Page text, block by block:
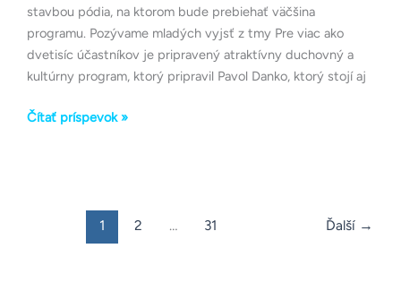
stavbou pódia, na ktorom bude prebiehať väčšina
programu. Pozývame mladých vyjsť z tmy Pre viac ako
dvetisíc účastníkov je pripravený atraktívny duchovný a
kultúrny program, ktorý pripravil Pavol Danko, ktorý stojí aj
Čítať príspevok »
1 2 … 31 Ďalší →